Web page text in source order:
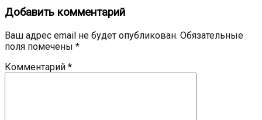
Добавить комментарий
Ваш адрес email не будет опубликован. Обязательные
поля помечены *
Комментарий *